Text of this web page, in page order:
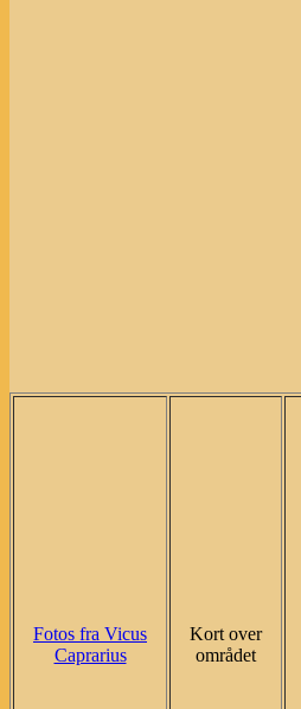
Fotos fra Vicus
Caprarius
Kort over
området